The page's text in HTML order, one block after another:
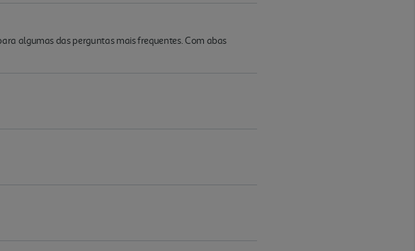
algumas das perguntas mais frequentes. Com abas